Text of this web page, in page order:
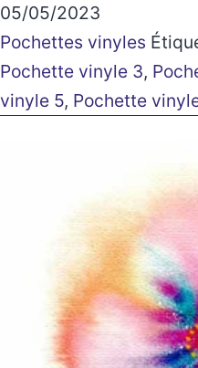
05/05/2023
Pochettes vinyles
Pochette vinyle 3,
vinyle 5, Pochette